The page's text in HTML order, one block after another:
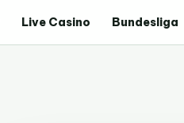
Live Casino Bundesliga